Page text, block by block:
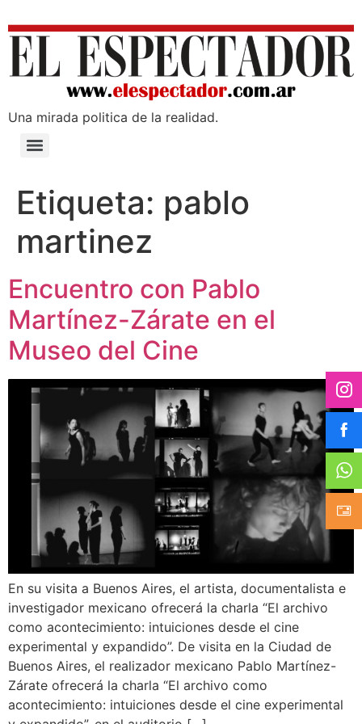
Una mirada poli­tica de la realidad.
Etiqueta: pablo
martinez
Encuentro con Pablo
Martínez-Zárate en el
Museo del Cine
En su visita a Buenos Aires, el artista, documentalista e
investigador mexicano ofrecerá la charla “El archivo
como acontecimiento: intuiciones desde el cine
experimental y expandido”. De visita en la Ciudad de
Buenos Aires, el realizador mexicano Pablo Martínez-
Zárate ofrecerá la charla “El archivo como
acontecimiento: intuiciones desde el cine experimental